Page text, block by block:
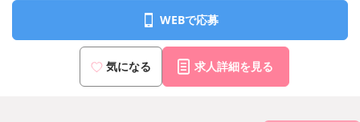
WEBで応募
気になる 求人詳細を見る